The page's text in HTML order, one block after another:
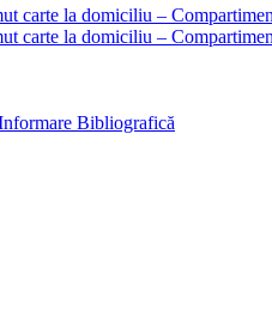
carte la domiciliu –
carte la domiciliu –
Bibliografică